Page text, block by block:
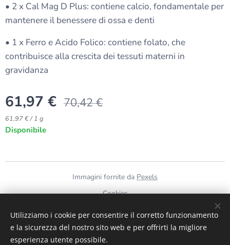
• 2 x Cal Mag D Plus: contiene calcio, fondamentale per
mantenere il benessere di ossa e denti
• 1 x Ferro e Acido Folico: contiene folato, che
contribuisce alla crescita dei tessuti materni in
gravidanza
61,97 € 70,42€
61,97 € / 1 g
Disponibile
Immagini fornite da Pexels
Cookies
Lingue
Italiano
English
Utilizziamo i cookie per consentire il corretto funzionamento
e la sicurezza del nostro sito web e per offrirti la migliore
esperienza utente possibile.